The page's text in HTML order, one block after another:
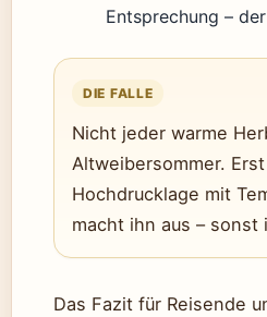
Entsprechung –
DIE FALLE
Nicht jeder warme
Altweibersommer.
Hochdrucklage mit
macht ihn aus –
Das Fazit für Reisende